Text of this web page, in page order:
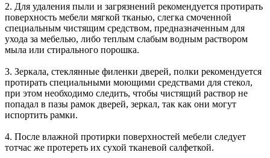
2. Для удаления пыли и загрязнений рекомендуется протирать
поверхность мебели мягкой тканью, слегка смоченной
специальным чистящим средством, предназначенным для
ухода за мебелью, либо теплым слабым водным раствором
мыла или стирального порошка.
3. Зеркала, стеклянные филенки дверей, полки рекомендуется
протирать специальными моющими средствами для стекол,
при этом необходимо следить, чтобы чистящий раствор не
попадал в пазы рамок дверей, зеркал, так как они могут
испортить рамки.
4. После влажной протирки поверхностей мебели следует
тотчас же протереть их сухой тканевой салфеткой.